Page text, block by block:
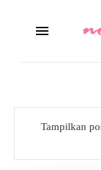
Tampilkan